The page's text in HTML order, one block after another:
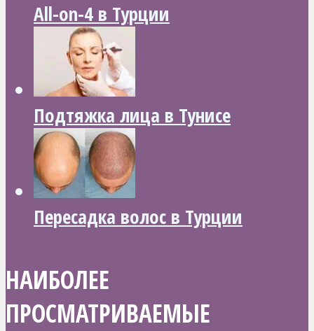
All-on-4 в Турции
Подтяжка лица в Тунисе
Пересадка волос в Турции
НАИБОЛЕЕ
ПРОСМАТРИВАЕМЫЕ